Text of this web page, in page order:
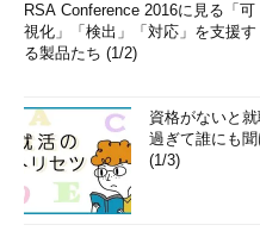
RSA Conference 2016に見る「可
視化」「検出」「対応」を支援す
る製品たち (1/2)
資格がないと
過ぎて誰にも
(1/3)